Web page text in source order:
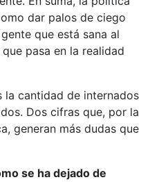
dar palos de ciego
que está sana al
pasa en la realidad
la cantidad de internados
Dos cifras que, por la
generan más dudas que
se ha dejado de